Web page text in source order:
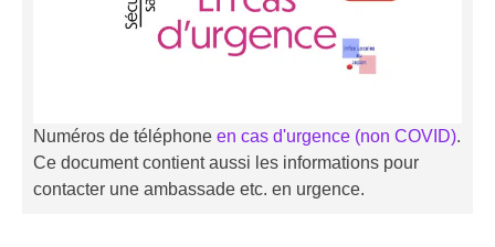
Numéros de téléphone en cas d'urgence (non COVID).
Ce document contient aussi les informations pour
contacter une ambassade etc. en urgence.